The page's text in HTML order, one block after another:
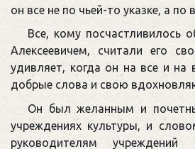
он все не по чьей-то указке, а по
Все, кому посчастливилось
Алексеевичем, считали его
удивляет, когда он на все и на
добрые слова и свою
Он был желанным и
учреждениях культуры, и
руководителям